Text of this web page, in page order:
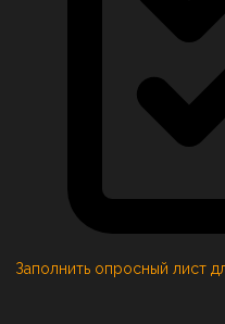
Заполнить опросный лист